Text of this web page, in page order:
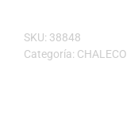
SKU: 38848
Categoría: CHALECO